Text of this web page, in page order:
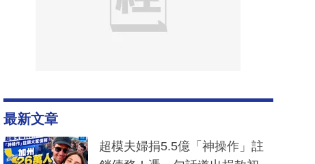
最新文章
超模夫婦捐5.5億「神操作」註